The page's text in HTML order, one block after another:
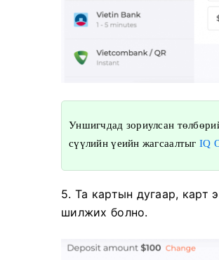
Уншигчдад зориулсан
сүүлийн үеийн жагсаалтыг IQ
5. Та картын дугаар, карт
шилжих болно.